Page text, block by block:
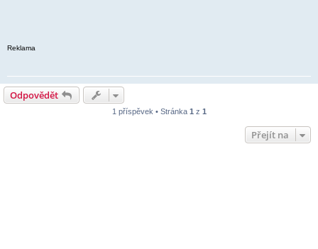
Reklama
Odpovědět
1 příspěvek • Stránka 1 z 1
Přejít na